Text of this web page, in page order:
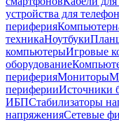
устройства для
периферия
техникаНоутбуки
компьютерыИгровые
оборудование
периферияМониторы
периферииИсточники
ИБПСтабилизаторы
напряженияСетевые